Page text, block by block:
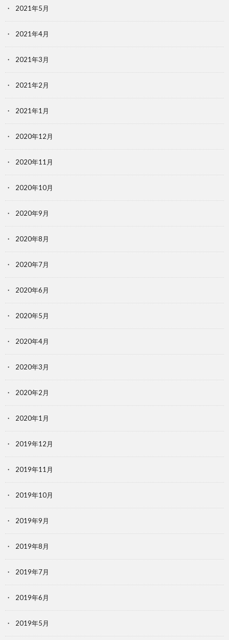
2021年5月
2021年4月
2021年3月
2021年2月
2021年1月
2020年12月
2020年11月
2020年10月
2020年9月
2020年8月
2020年7月
2020年6月
2020年5月
2020年4月
2020年3月
2020年2月
2020年1月
2019年12月
2019年11月
2019年10月
2019年9月
2019年8月
2019年7月
2019年6月
2019年5月